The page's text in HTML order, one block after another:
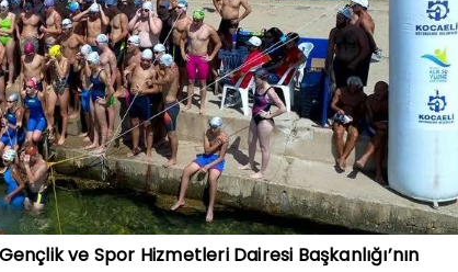
ve Spor Hizmetleri Dairesi Başkanlığı’nın